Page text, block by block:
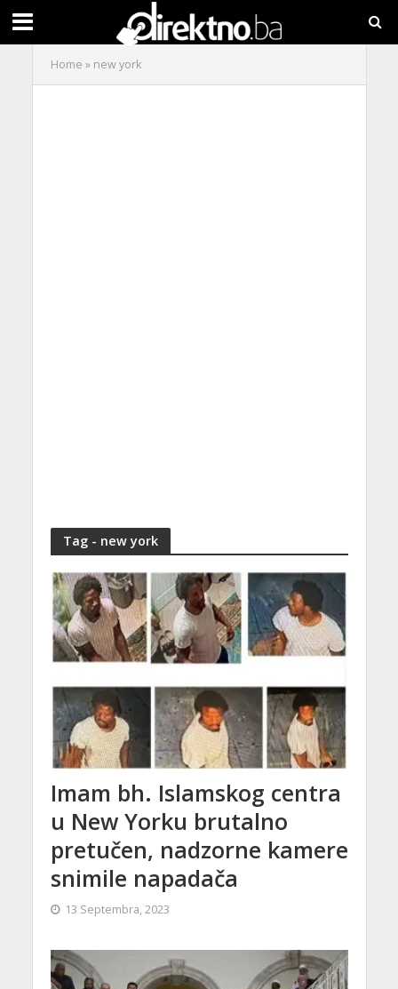
Home » new york
Tag - new york
Imam bh. Islamskog centra
u New Yorku brutalno
pretučen, nadzorne kamere
snimile napadača
13 Septembra, 2023